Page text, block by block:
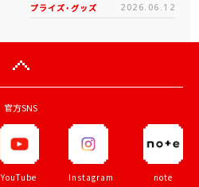
プライズ・グッズ 2026.06.12
官方SNS
YouTube Instagram note